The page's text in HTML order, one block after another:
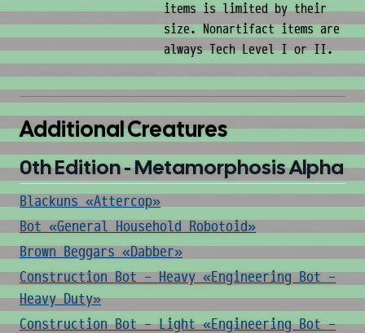
items is limited by their
size. Nonartifact items are
always Tech Level I or II.
Additional Creatures
0th Edition - Metamorphosis Alpha
Blackuns «Attercop»
Bot «General Household Robotoid»
Brown Beggars «Dabber»
Construction Bot - Heavy «Engineering Bot -
Heavy Duty»
Construction Bot - Light «Engineering Bot -